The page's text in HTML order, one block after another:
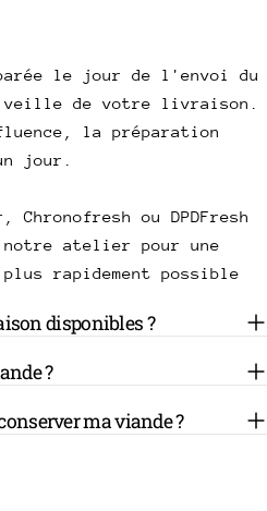
le jour de l'envoi du
de votre livraison.
la préparation
jour.
ou DPDFresh
atelier pour une
rapidement possible
disponibles ?
?
ma viande ?